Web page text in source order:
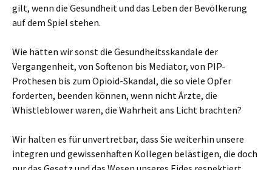
gilt, wenn die Gesundheit und das Leben der Bevölkerung
auf dem Spiel stehen.
Wie hätten wir sonst die Gesundheitsskandale der
Vergangenheit, von Softenon bis Mediator, von PIP-
Prothesen bis zum Opioid-Skandal, die so viele Opfer
forderten, beenden können, wenn nicht Ärzte, die
Whistleblower waren, die Wahrheit ans Licht brachten?
Wir halten es für unvertretbar, dass Sie weiterhin unsere
integren und gewissenhaften Kollegen belästigen, die doch